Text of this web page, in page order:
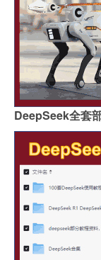
DeepSeek全套